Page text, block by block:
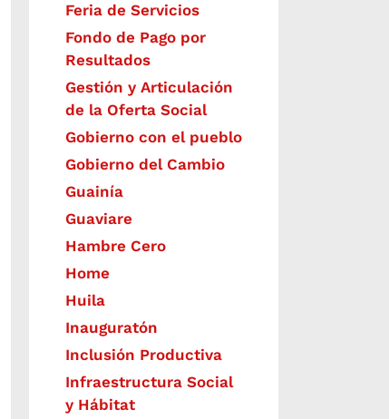
Feria de Servicios
Fondo de Pago por
Resultados
Gestión y Articulación
de la Oferta Social
Gobierno con el pueblo
Gobierno del Cambio
Guainía
Guaviare
Hambre Cero
Home
Huila
Inauguratón
Inclusión Productiva
Infraestructura Social
y Hábitat